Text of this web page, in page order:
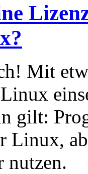
Mit
gilt:
Linux,
nutzen.